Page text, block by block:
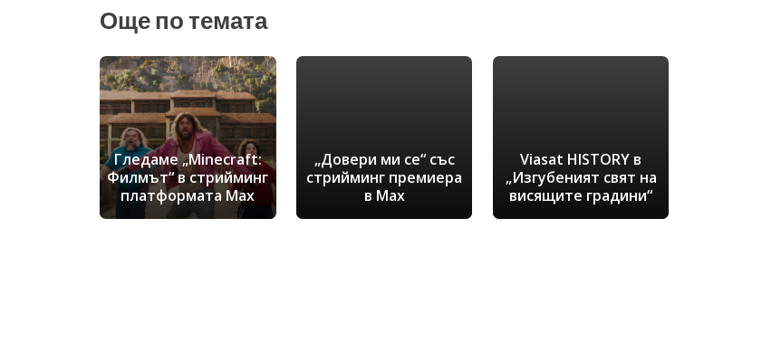
Още по темата
Гледаме „Minecraft:
Филмът“ в стрийминг
платформата Max
„Довери ми се“ със
стрийминг премиера
в Max
Viasat HISTORY в
„Изгубеният свят на
висящите градини“